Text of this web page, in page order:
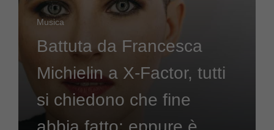
Musica
Battuta da Francesca
Michielin a X-Factor, tutti
si chiedono che fine